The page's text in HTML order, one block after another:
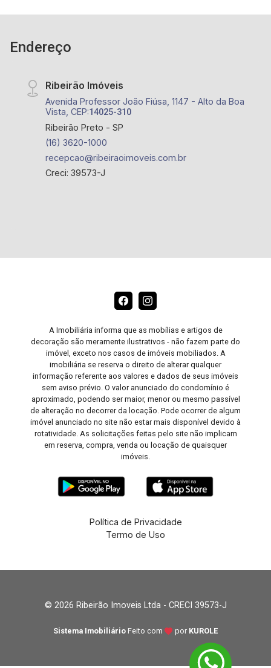
Endereço
Ribeirão Imóveis
Avenida Professor João Fiúsa, 1147 - Alto da Boa
Vista, CEP:14025-310
Ribeirão Preto - SP
(16) 3620-1000
recepcao@ribeiraoimoveis.com.br
Creci: 39573-J
A Imobiliária informa que as mobílias e artigos de
decoração são meramente ilustrativos - não fazem parte do
imóvel, exceto nos casos de imóveis mobiliados. A
imobiliária se reserva o direito de alterar qualquer
informação referente aos valores e dados de seus imóveis
sem aviso prévio. O valor anunciado do condomínio é
aproximado, podendo ser maior, menor ou mesmo passível
de alteração no decorrer da locação. Pode ocorrer de algum
imóvel anunciado no site não estar mais disponível devido à
rotatividade. As solicitações feitas pelo site não implicam
em reserva, compra, venda ou locação de quaisquer
imóveis.
Política de Privacidade
Termo de Uso
© 2026 Ribeirão Imoveis Ltda - CRECI 39573-J
Sistema Imobiliário Feito com por KUROLE